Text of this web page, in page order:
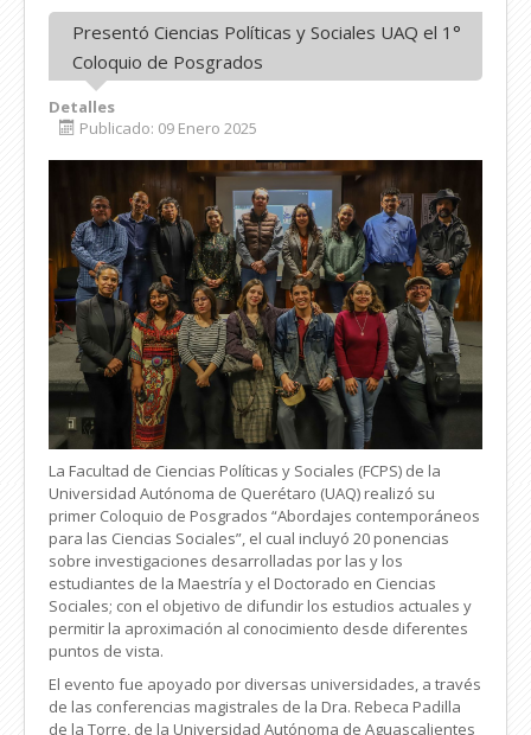
Presentó Ciencias Políticas y Sociales UAQ el 1°
Coloquio de Posgrados
Detalles
Publicado: 09 Enero 2025
La Facultad de Ciencias Políticas y Sociales (FCPS) de la
Universidad Autónoma de Querétaro (UAQ) realizó su
primer Coloquio de Posgrados “Abordajes contemporáneos
para las Ciencias Sociales”, el cual incluyó 20 ponencias
sobre investigaciones desarrolladas por las y los
estudiantes de la Maestría y el Doctorado en Ciencias
Sociales; con el objetivo de difundir los estudios actuales y
permitir la aproximación al conocimiento desde diferentes
puntos de vista.
El evento fue apoyado por diversas universidades, a través
de las conferencias magistrales de la Dra. Rebeca Padilla
de la Torre, de la Universidad Autónoma de Aguascalientes